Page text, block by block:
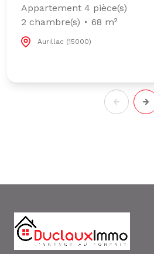
Appartement 4 pièce(s)
2 chambre(s)
68 m²
Aurillac (15000)